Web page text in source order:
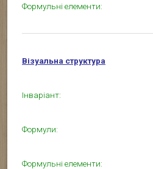
Формульні елементи:
Візуальна структура
Інваріант:
Формули:
Формульні елементи: